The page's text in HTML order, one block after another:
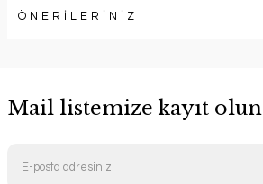
ÖNERİLERİNİZ
Mail listemize kayıt olun